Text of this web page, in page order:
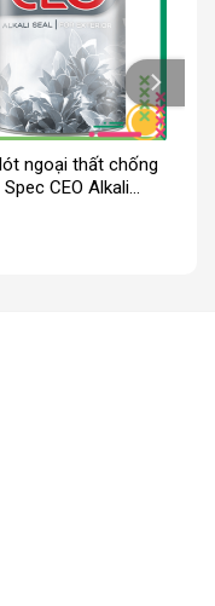
ngoại thất chống
Spec CEO Alkali